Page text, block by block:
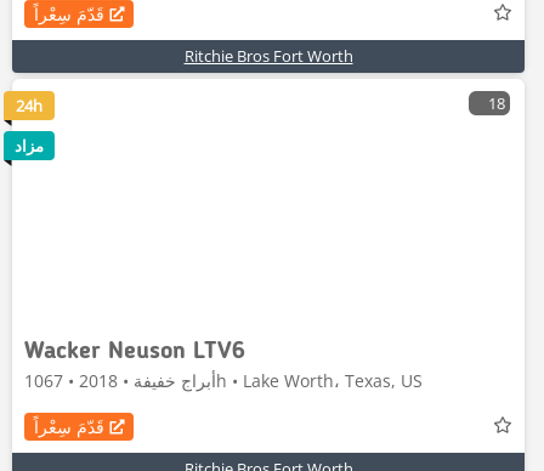
قَدّمَ سِعْراً
Ritchie Bros Fort Worth
18
Wacker Neuson LTV6
أبراج خفيفة • 2018 • 1067h • Lake Worth، Texas, US
قَدّمَ سِعْراً
24h
مزاد